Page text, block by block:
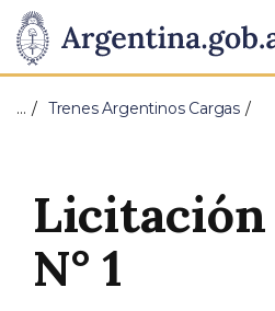
Presidencia
de
Nación
Pasar al contenido principal
… Trenes Argentinos Cargas
Licitación
N° 1